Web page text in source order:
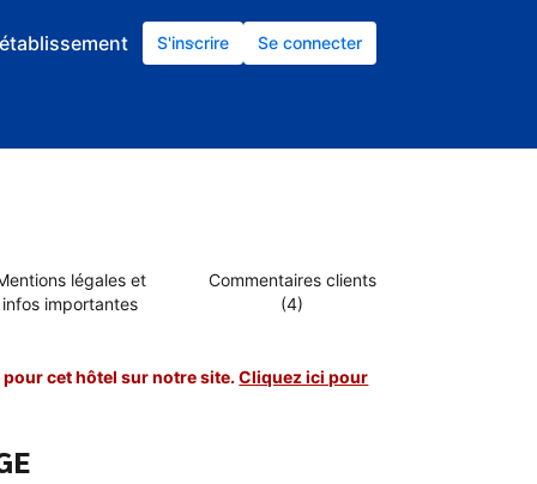
S'inscrire Se connecter
légales et
infos importantes
Commentaires clients
(4)
cet hôtel sur notre site.Cliquez ici pour